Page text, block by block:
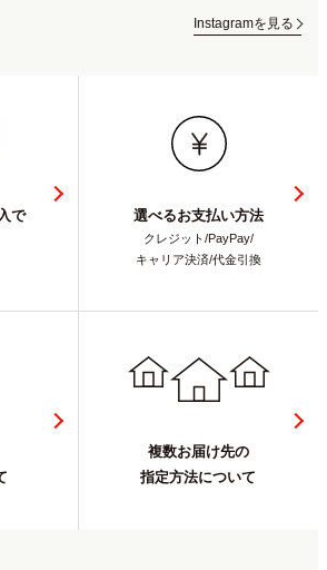
Instagramを見る
で
選べるお支払い方法
クレジット/PayPay/
キャリア決済/代金引換
複数お届け先の
指定方法について